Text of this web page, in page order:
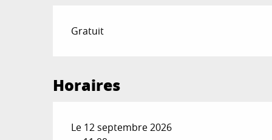
Gratuit
Horaires
Le 12 septembre 2026